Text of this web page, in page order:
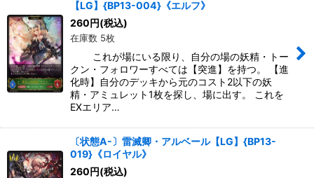
【LG】{BP13-004}《エルフ》
260円(税込)
在庫数 5枚
これが場にいる限り、自分の場の妖精・トー
クン・フォロワーすべては【突進】を持つ。 【進
化時】自分のデッキから元のコスト2以下の妖
精・アミュレット1枚を探し、場に出す。 これを
EXエリア…
〔状態A-〕雷滅卿・アルベール【LG】{BP13-
019}《ロイヤル》
260円(税込)